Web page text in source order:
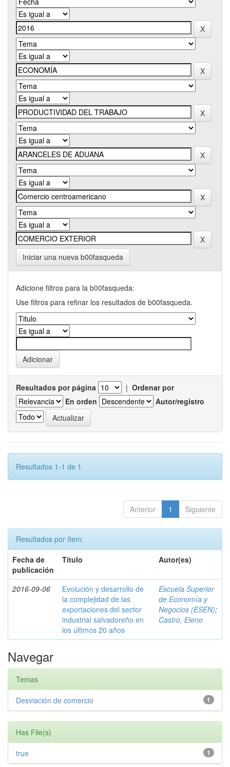
Iniciar una nueva b00fasqueda
Adicione filtros para la b00fasqueda:
Use filtros para refinar los resultados de b00fasqueda.
Resultados por página | Ordenar por
En orden
Autor/registro
Resultados 1-1 de 1.
Anterior 1 Siguiente
Resultados por ítem:
Fecha de
publicación
Título Autor(es)
2016-09-06
Evolución y desarrollo de
la complejidad de las
exportaciones del sector
industrial salvadoreño en
los últimos 20 años
Escuela Superior
de Economía y
Negocios (ESEN);
Castro, Eleno
Navegar
Temas
1
Desviación de comercio
Has File(s)
1
true